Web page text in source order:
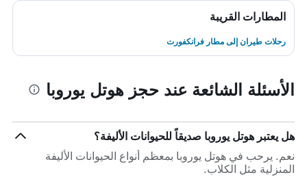
المطارات القريبة
رحلات طيران إلى مطار فرانكفورت
الأسئلة الشائعة عند حجز هوتل يوروبا
هل يعتبر هوتل يوروبا صديقاً للحيوانات الأليفة؟
نعم. يرحب في هوتل يوروبا بمعظم أنواع الحيوانات الأليفة
المنزلية مثل الكلاب.